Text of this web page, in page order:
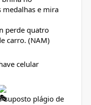
medalhas e mira
perde quatro
carro. (NAM)
celular
suposto plágio de